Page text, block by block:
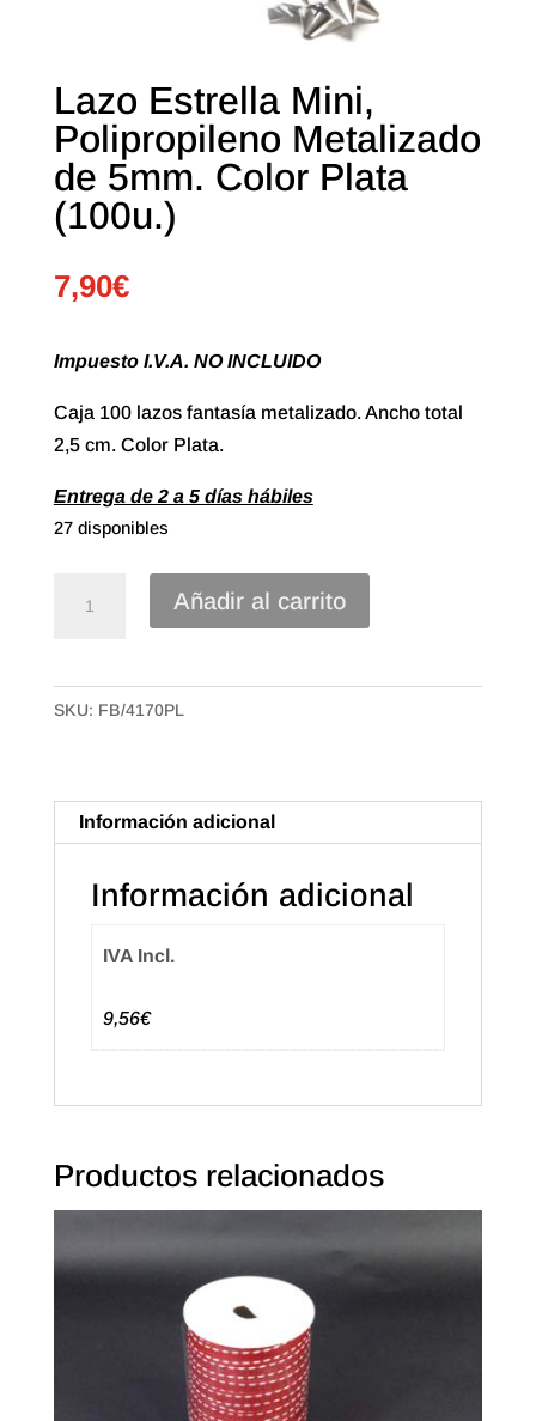
Lazo Estrella Mini,
Polipropileno Metalizado
de 5mm. Color Plata
(100u.)
7,90€
Impuesto I.V.A. NO INCLUIDO
Caja 100 lazos fantasía metalizado. Ancho total
2,5 cm. Color Plata.
Entrega de 2 a 5 días hábiles
27 disponibles
Polipropileno
Metalizado
Color
Plata
(100u.)
cantidad
Añadir al carrito
SKU: FB/4170PL
Información adicional
Información adicional
IVA Incl.
9,56€
Productos relacionados